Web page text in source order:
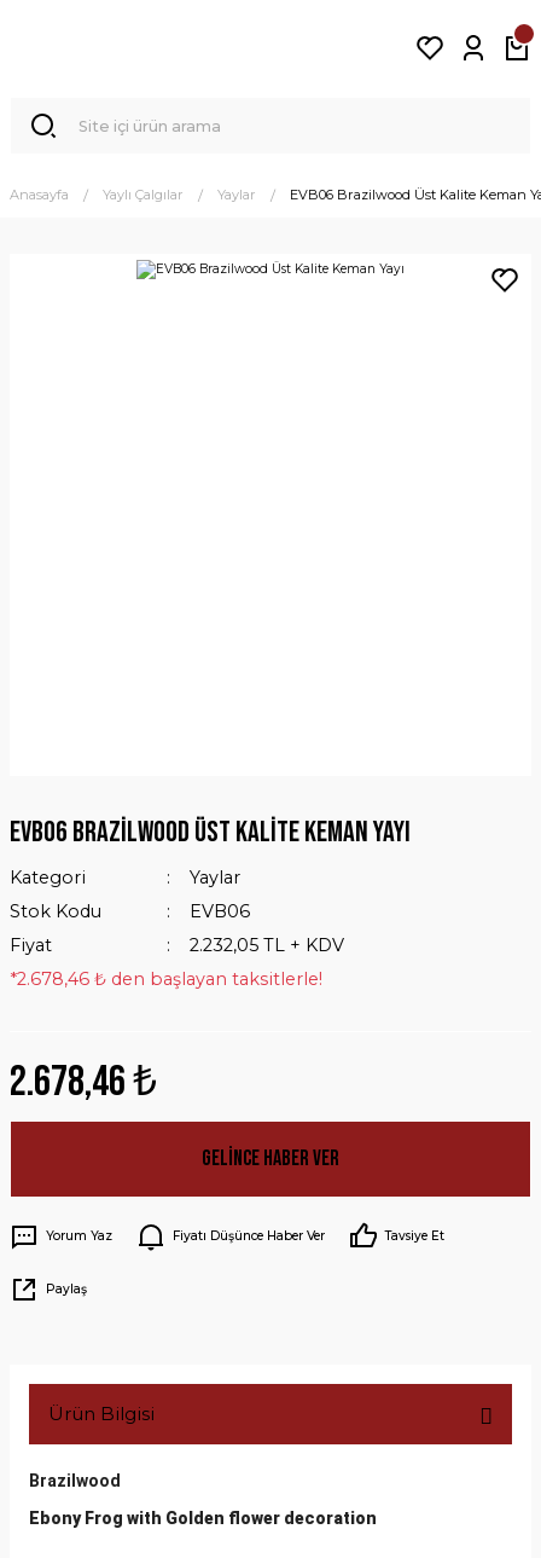
Anasayfa Yaylı Çalgılar Yaylar EVB06 Brazilwood Üst Kalite Keman
EVB06 Brazilwood Üst Kalite Keman Yayı
Kategori
Yaylar
Stok Kodu
EVB06
Fiyat
2.232,05 TL + KDV
*2.678,46 ₺ den başlayan taksitlerle!
2.678,46 ₺
Gelince Haber Ver
Yorum Yaz Fiyatı Düşünce Haber Ver Tavsiye Et
Paylaş
Ürün Bilgisi
Brazilwood
Ebony Frog with Golden flower decoration